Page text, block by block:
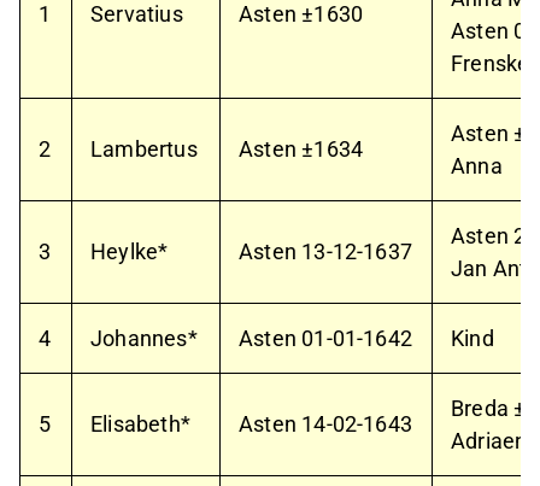
1 Servatius Asten ±1630
Asten
Frenske
2 Lambertus Asten ±1634
Asten
Anna
3 Heylke* Asten 13-12-1637
Asten
Jan
4 Johannes* Asten 01-01-1642 Kind
5 Elisabeth* Asten 14-02-1643
Breda
Adriaen